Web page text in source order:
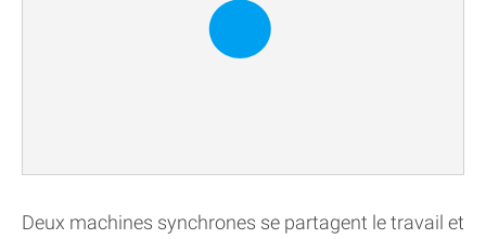
Deux machines synchrones se partagent le travail et